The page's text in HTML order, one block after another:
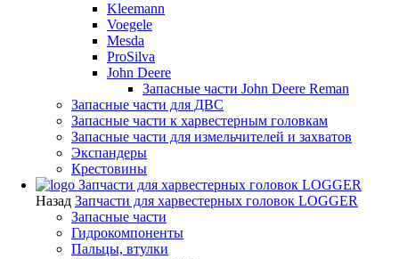
Kleemann
Voegele
Mesda
ProSilva
John Deere
Запасные части John Deere Reman
Запасные части для ДВС
Запасные части к харвестерным головкам
Запасные части для измельчителей и захватов
Экспандеры
Крестовины
Запчасти для харвестерных головок LOGGER
Назад Запчасти для харвестерных головок LOGGER
Запасные части
Гидрокомпоненты
Пальцы, втулки